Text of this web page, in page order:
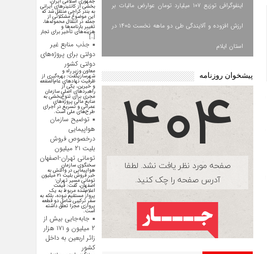
اینفوگرافی توزیع ۱۰۷ میلیارد تومان عوارض مالیات بر
ارزش افزوده و آلایندگی طی دو ماهه نخست ۱۴۰۵ در
استان ایلام
پیشخوان روزنامه
بخشی از کانتینر‌های ایرانی
به بندر کراچی منتقل شد که
این موضوع مشکلاتی از
جمله در انتقال محموله‌ها،
تغییر بارنامه‌ها و
هزینه‌های تأخیر برای تجار
[…]
جذب منابع غیر
دولتی برای پروژه‌های
دولتی کشور
معاون وزیر راه و
شهرسازیگفت: بهره‌گیری از
ظرفیت نهادهای عام‌المنفعه
و خیرین، یکی از
راهبردهای اصلی سازمان
مجری برای تنوع‌بخشی به
منابع مالی پروژه‌های
عمرانی و تسریع در اجرای
طرح‌های ملی است.
توضیح سازمان
هواپیمایی
درخصوص فروش
بلیت ۲۱ میلیون
تومانی تهران-اصفهان
سخنگوی سازمان
هواپیمایی در واکنش به
خبر فروش بلیت ۲۱ میلیون
تومانی مسیر تهران-
اصفهان، گفت: قیمت
اعلام‌شده مربوط به یک
پرواز مستقیم نبوده، بلکه به
سفر ترکیبی شامل دو قطعه
پروازی مجزا تعلق داشته
است.
جابه‌جایی بیش از
۲ میلیون و ۱۷۱ هزار
زائر اربعین به داخل
کشور